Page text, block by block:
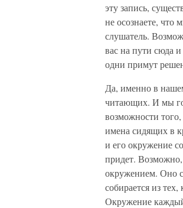
эту запись,
не осознаете, что
слушатель.
вас на пути сюда
одни примут
Да, именно в
читающих. И мы
возможности
имена сидящих в
и его окружение
придет.
окружением. Оно
собирается из
Окружение